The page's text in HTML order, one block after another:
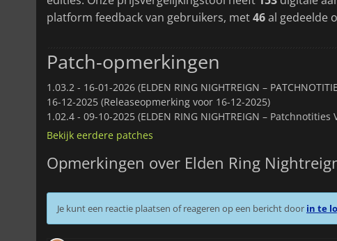
platform feedback van gebruikers, met46al gedeelde
Patch-opmerkingen
1.03.2 - 16-01-2026 (ELDEN RING NIGHTREIGN –
16-12-2025 (Releaseopmerking voor 16-12-2025)
1.02.4 - 09-10-2025 (ELDEN RING NIGHTREIGN – Patchnotities
Bekijk eerdere patches
Opmerkingen over Elden Ring
Je kunt een reactie plaatsen of reageren op een bericht door in te